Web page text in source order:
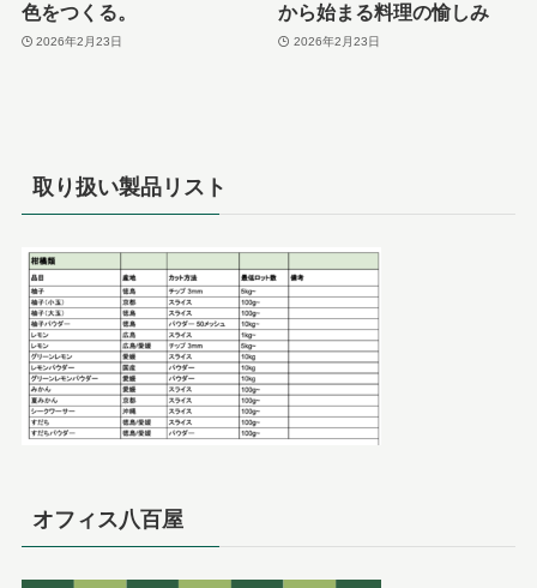
色をつくる。
2026年2月23日
から始まる料理の愉しみ
2026年2月23日
取り扱い製品リスト
オフィス八百屋